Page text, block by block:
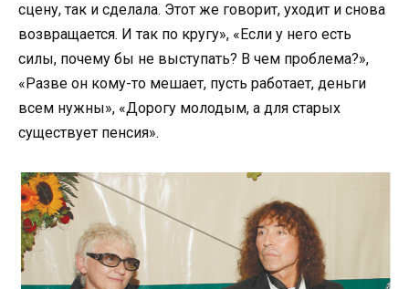
сцену, так и сделала. Этот же говорит, уходит и снова
возвращается. И так по кругу», «Если у него есть
силы, почему бы не выступать? В чем проблема?»,
«Разве он кому-то мешает, пусть работает, деньги
всем нужны», «Дорогу молодым, а для старых
существует пенсия».